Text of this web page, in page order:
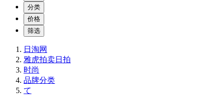
分类
价格
筛选
日淘网
雅虎拍卖日拍
时尚
品牌分类
て